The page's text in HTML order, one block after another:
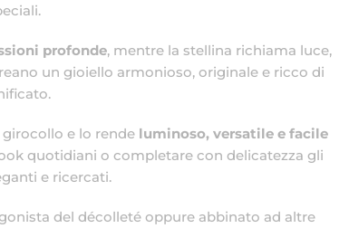
profonde, mentre la stellina richiama luce,
un gioiello armonioso, originale e ricco di
e lo rende luminoso, versatile e facile
quotidiani o completare con delicatezza gli
e ricercati.
del décolleté oppure abbinato ad altre